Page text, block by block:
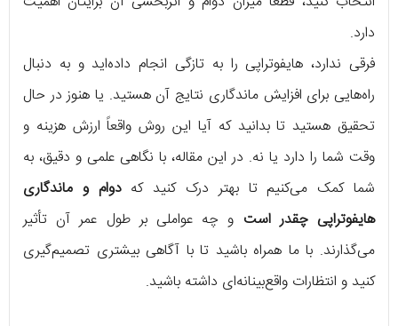
دارد.
فرقی ندارد، هایفوتراپی را به تازگی انجام داده‌اید و به دنبال
راه‌هایی برای افزایش ماندگاری نتایج آن هستید. یا هنوز در حال
تحقیق هستید تا بدانید که آیا این روش واقعاً ارزش هزینه و
وقت شما را دارد یا نه. در این مقاله، با نگاهی علمی و دقیق، به
شما کمک می‌کنیم تا بهتر درک کنید کهدوام و ماندگاری
هایفوتراپی چقدر است و چه عواملی بر طول عمر آن تأثیر
می‌گذارند. با ما همراه باشید تا با آگاهی بیشتری تصمیم‌گیری
کنید و انتظارات واقع‌بینانه‌ای داشته باشید.